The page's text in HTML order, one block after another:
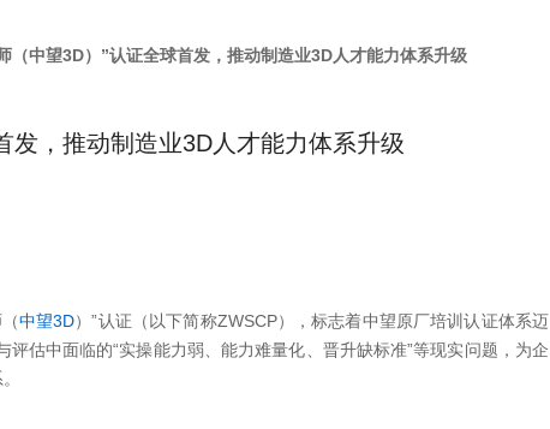
（中望3D）”认证全球首发，推动制造业3D人才能力体系升级
发，推动制造业3D人才能力体系升级
中望3D）”认证（以下简称ZWSCP），标志着中望原厂培训认证体系迈
估中面临的“实操能力弱、能力难量化、晋升缺标准”等现实问题，为企